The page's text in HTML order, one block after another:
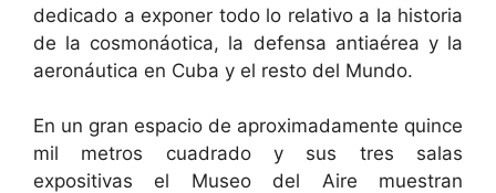
dedicado a exponer todo lo relativo a la historia
de la cosmonáotica, la defensa antiaérea y la
aeronáutica en Cuba y el resto del Mundo.
En un gran espacio de aproximadamente quince
mil metros cuadrado y sus tres salas
expositivas el Museo del Aire muestran